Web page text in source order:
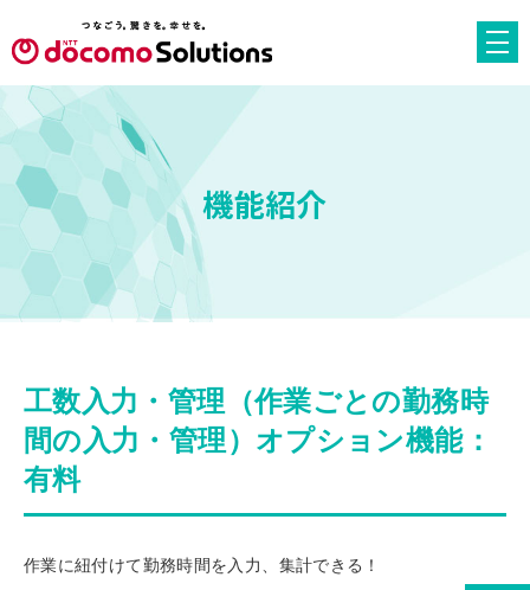
機能紹介
工数入力・管理（作業ごとの勤務時
間の入力・管理） オプション機能：
有料
作業に紐付けて勤務時間を入力、集計できる！